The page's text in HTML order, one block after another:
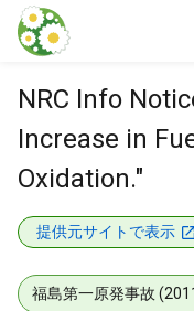
本文に飛ぶ
NRC Info
Increase in
Oxidation."
提供元サイトで表示
福島第一原発事故